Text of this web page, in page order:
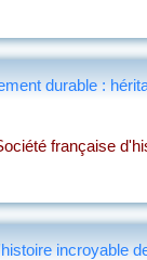
durable :
française
incroyable